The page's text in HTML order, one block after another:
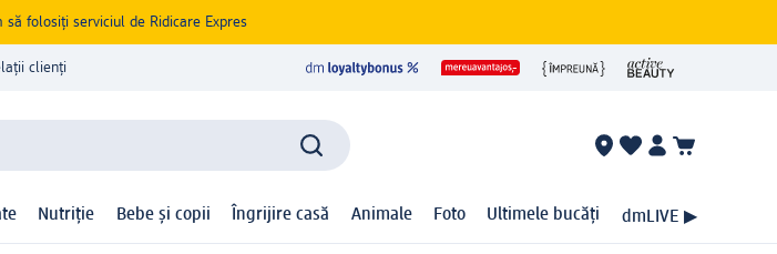
folosiți serviciul de Ridicare Expres
clienți
Nutriție Bebe și copii Îngrijire casă Animale Foto Ultimele bucăți dmLIVE ▶